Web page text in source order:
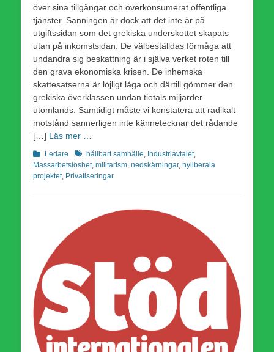
över sina tillgångar och överkonsumerat offentliga
tjänster. Sanningen är dock att det inte är på
utgiftssidan som det grekiska underskottet skapats
utan på inkomstsidan. De välbeställdas förmåga att
undandra sig beskattning är i själva verket roten till
den grava ekonomiska krisen. De inhemska
skattesatserna är löjligt låga och därtill gömmer den
grekiska överklassen undan tiotals miljarder
utomlands. Samtidigt måste vi konstatera att radikalt
motstånd sannerligen inte kännetecknar det rådande
[…] Läs mer …
Kategorier
Ledare Etiketter
hållbart samhälle Industriavtalet,
Massarbetslöshet, militarism nedskärningar, nyliberala
projektet, Privatiseringar